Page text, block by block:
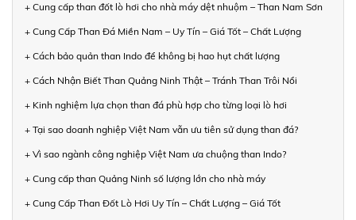
+ Cung cấp than đốt lò hơi cho nhà máy dệt nhuộm – Than Nam Sơn
+ Cung Cấp Than Đá Miền Nam – Uy Tín – Giá Tốt – Chất Lượng
+ Cách bảo quản than Indo để không bị hao hụt chất lượng
+ Cách Nhận Biết Than Quảng Ninh Thật – Tránh Than Trôi Nổi
+ Kinh nghiệm lựa chọn than đá phù hợp cho từng loại lò hơi
+ Tại sao doanh nghiệp Việt Nam vẫn ưu tiên sử dụng than đá?
+ Vì sao ngành công nghiệp Việt Nam ưa chuộng than Indo?
+ Cung cấp than Quảng Ninh số lượng lớn cho nhà máy
+ Cung Cấp Than Đốt Lò Hơi Uy Tín – Chất Lượng – Giá Tốt